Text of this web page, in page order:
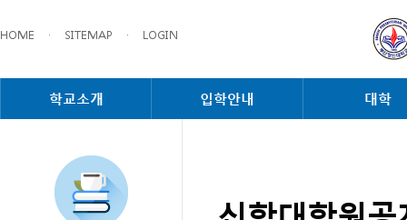
HOME · SITEMAP · LOGIN
학교소개 입학안내 대학